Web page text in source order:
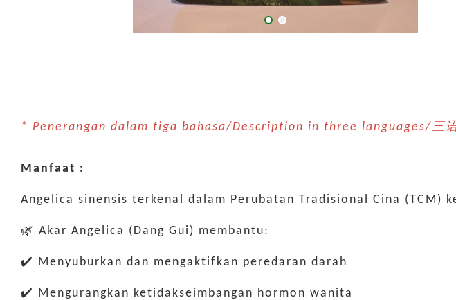
* Penerangan dalam tiga bahasa/Description in three languages/三
Manfaat :
Angelica sinensis terkenal dalam Perubatan Tradisional Cina
🌿 Akar Angelica (Dang Gui) membantu:
✔️ Menyuburkan dan mengaktifkan peredaran darah
✔️ Mengurangkan ketidakseimbangan hormon wanita